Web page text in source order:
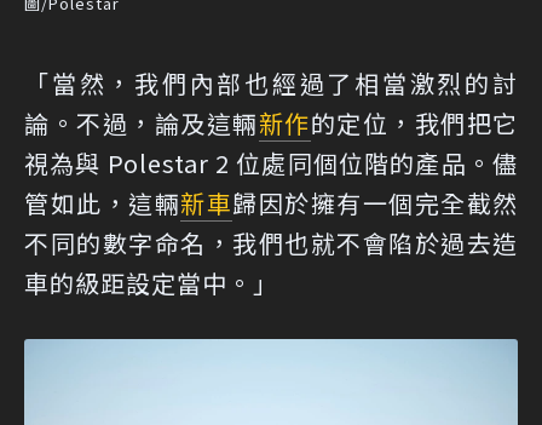
「當然，我們內部也經過了相當激烈的討
論。不過，論及這輛新作的定位，我們把它
視為與 Polestar 2 位處同個位階的產品。儘
管如此，這輛新車歸因於擁有一個完全截然
不同的數字命名，我們也就不會陷於過去造
車的級距設定當中。」